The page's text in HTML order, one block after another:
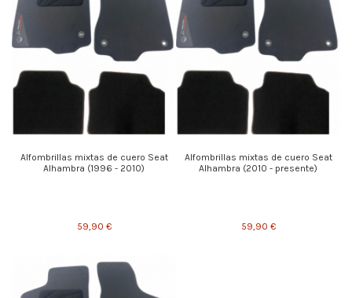
Alfombrillas mixtas de cuero Seat
Alhambra (1996 - 2010)
59,90 €
Alfombrillas mixtas de cuero Seat
Alhambra (2010 - presente)
59,90 €